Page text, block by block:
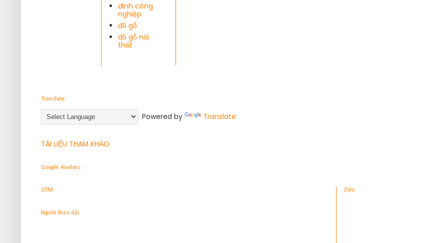
đinh công
nghiệp
đồ gỗ
đồ gỗ nội
thất
Translate
Powered by Translate
TÀI LIỆU THAM KHẢO
Google Analytic
GTM
Người theo dõi
Zalo